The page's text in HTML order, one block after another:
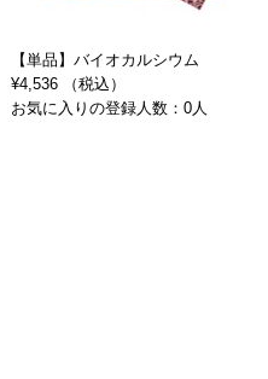
【単品】バイオカルシウム
¥4,536 （税込）
お気に入りの登録人数：0人